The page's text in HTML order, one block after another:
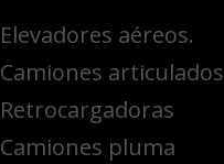
Elevadores aéreos.
Camiones articulados
Retrocargadoras
Camiones pluma